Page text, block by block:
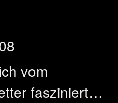
vom
fasziniert…